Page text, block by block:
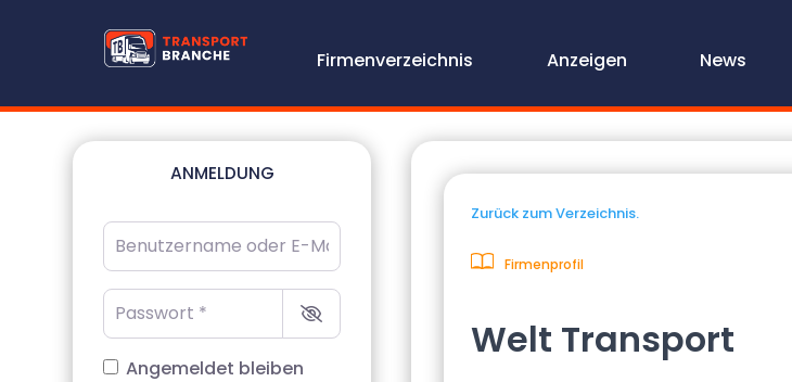
Firmenverzeichnis Anzeigen News
ANMELDUNG
Benutzername oder E-Mail-Adresse
Passwort
Angemeldet bleiben
Zurück zum Verzeichnis.
Firmenprofil
Welt Transport